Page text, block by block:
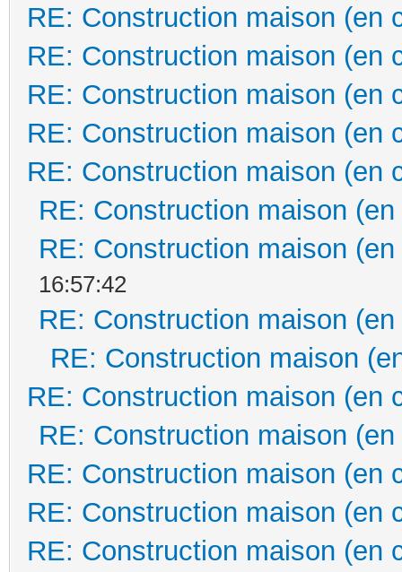
RE: Construction maison (en
RE: Construction maison (en
RE: Construction maison (en
RE: Construction maison (en
RE: Construction maison (en
RE: Construction maison
RE: Construction maison
16:57:42
RE: Construction maison
RE: Construction maison
RE: Construction maison (en
RE: Construction maison
RE: Construction maison (en
RE: Construction maison (en
RE: Construction maison (en